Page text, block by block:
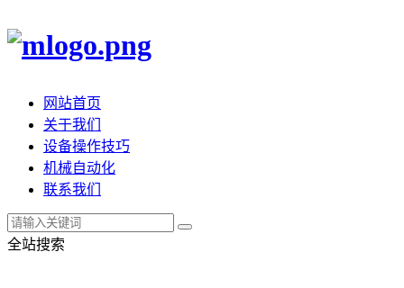
网站首页
关于我们
设备操作技巧
机械自动化
联系我们
全站搜索